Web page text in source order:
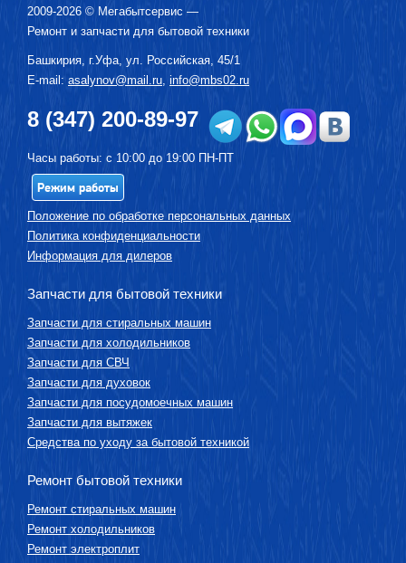
2009-2026 © Мегабытсервис —
Ремонт и запчасти для бытовой техники
Башкирия, г.Уфа ул. Российская, 45/1
E-mail: asalynov@mail.ru info@mbs02.ru
8 (347) 200-89-97
Часы работы: с 10:00 до 19:00 ПН-ПТ
Режим работы
Положение по обработке персональных данных
Политика конфиденциальности
Информация для дилеров
Запчасти для бытовой техники
Запчасти для стиральных машин
Запчасти для холодильников
Запчасти для СВЧ
Запчасти для духовок
Запчасти для посудомоечных машин
Запчасти для вытяжек
Средства по уходу за бытовой техникой
Ремонт бытовой техники
Ремонт стиральных машин
Ремонт холодильников
Ремонт электроплит